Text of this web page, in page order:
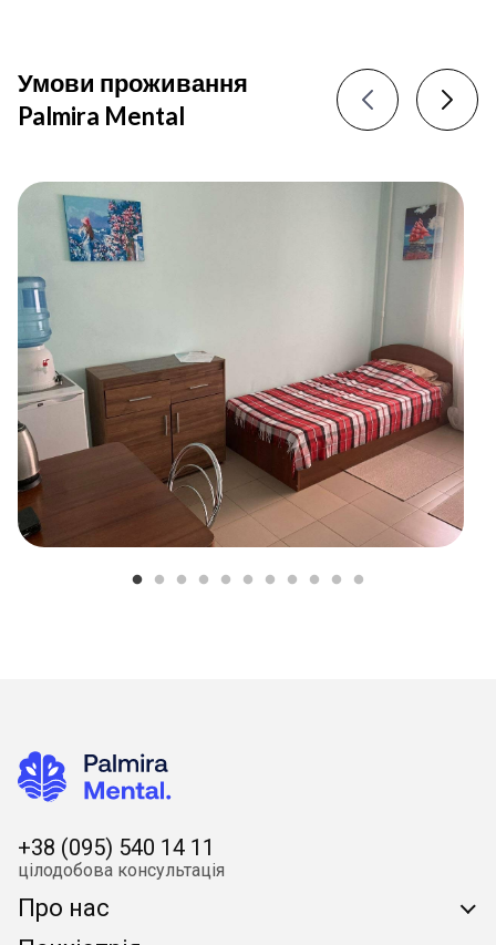
Умови проживання
Palmira Mental
+38 (095) 540 14 11
цілодобова консультація
Про нас